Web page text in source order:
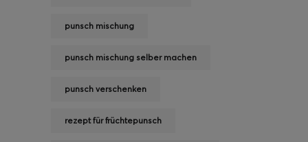
punsch mischung
punsch mischung selber machen
punsch verschenken
rezept für früchtepunsch